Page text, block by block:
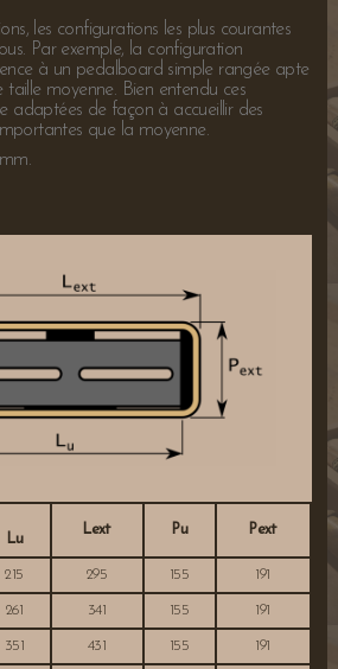
les configurations les plus courantes
Par exemple, la configuration
à un pedalboard simple rangée apte
moyenne. Bien entendu ces
adaptées de façon à accueillir des
que la moyenne.
Lu
Lext Pu Pext
215 295 155 191
261 341 155 191
351 431 155 191